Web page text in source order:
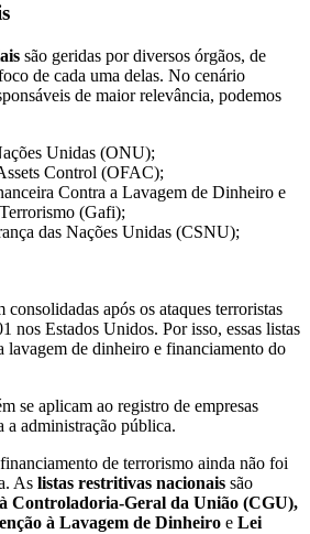
são geridas por diversos órgãos, de
de cada uma delas. No cenário
de maior relevância, podemos
Unidas (ONU);
Control (OFAC);
Contra a Lavagem de Dinheiro e
(Gafi);
das Nações Unidas (CSNU);
consolidadas após os ataques terroristas
nos Estados Unidos. Por isso, essas listas
lavagem de dinheiro e financiamento do
se aplicam ao registro de empresas
a administração pública.
de terrorismo ainda não foi
As listas restritivas nacionais são
Controladoria-Geral da União (CGU),
à Lavagem de Dinheiro e Lei